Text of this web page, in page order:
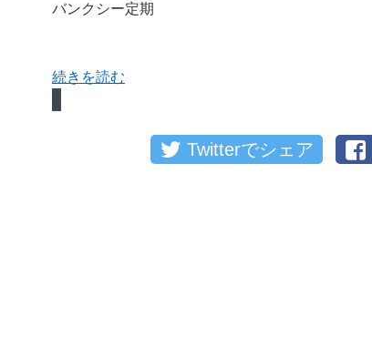
バンクシー定期
続きを読む
Twitterでシェア